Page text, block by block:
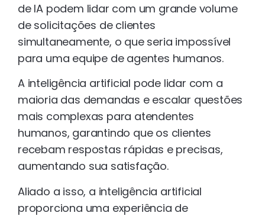
de IA podem lidar com um grande volume
de solicitações de clientes
simultaneamente, o que seria impossível
para uma equipe de agentes humanos.
A inteligência artificial pode lidar com a
maioria das demandas e escalar questões
mais complexas para atendentes
humanos, garantindo que os clientes
recebam respostas rápidas e precisas,
aumentando sua satisfação.
Aliado a isso, a inteligência artificial
proporciona uma experiência de